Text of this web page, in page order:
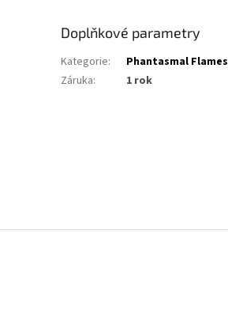
Doplňkové parametry
Kategorie:
Phantasmal Flames
Záruka: 1 rok